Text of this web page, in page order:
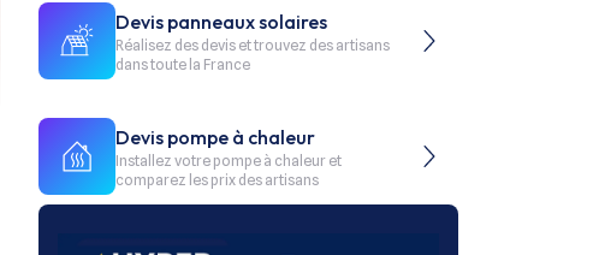
Devis panneaux solaires
Réalisez des devis et trouvez des artisans
dans toute la France
Devis pompe à chaleur
Installez votre pompe à chaleur et
comparez les prix des artisans